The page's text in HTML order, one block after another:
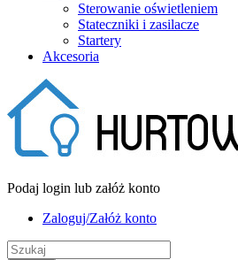
Sterowanie oświetleniem
Stateczniki i zasilacze
Startery
Akcesoria
Podaj login lub załóż konto
Zaloguj/Załóż konto